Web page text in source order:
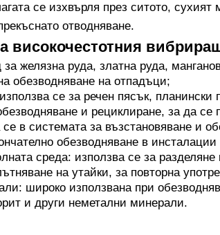
се изхвърля през ситото,
отводняване.
високочестотния
желязна руда, златна руда,
обезводняване на отпадъци;
се за речен пясък, планински
и рециклиране, за да се
в системата за възстановяване и
обезводняване в
среда: използва се за
на утайки, за повторна
широко използвана при
и други неметални минерали.